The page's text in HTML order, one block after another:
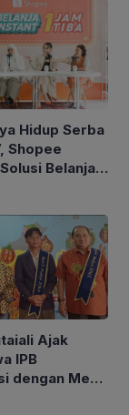
Hidup Serba
Shopee
Belanja
Ajak
IPB
dengan Mesir